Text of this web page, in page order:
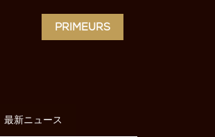
PRIMEURS
最新ニュース